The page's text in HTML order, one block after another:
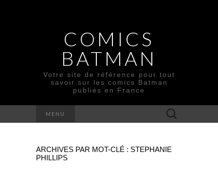
COMICS
BATMAN
Votre site de référence pour tout
savoir sur les comics Batman
publiés en France
MENU Rechercher :
ARCHIVES PAR MOT-CLÉ : STEPHANIE
PHILLIPS